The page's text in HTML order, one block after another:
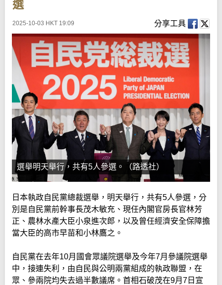
選
2025-10-03 HKT 19:09 分享工具
選舉明天舉行，共有5人參選。（路透社）
日本執政自民黨總裁選舉，明天舉行，共有5人參選，分
別是自民黨前幹事長茂木敏充、現任內閣官房長官林芳
正、農林水產大臣小泉進次郎，以及曾任經濟安全保障擔
當大臣的高市早苗和小林鷹之。
自民黨在去年10月國會眾議院選舉及今年7月參議院選舉
中，接連失利，由自民與公明兩黨組成的執政聯盟，在
眾、參兩院均失去過半數議席。首相石破茂在9月7日宣